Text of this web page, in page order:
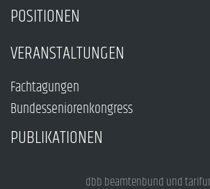
POSITIONEN
VERANSTALTUNGEN
Fachtagungen
Bundesseniorenkongress
PUBLIKATIONEN
dbb beamtenbund und